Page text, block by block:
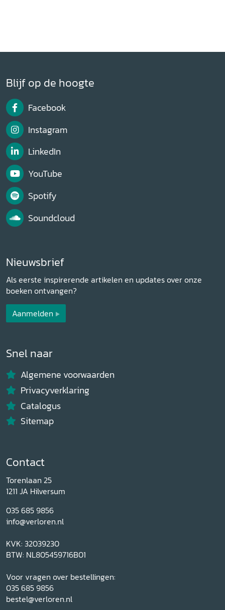
Blijf op de hoogte
Facebook
Instagram
LinkedIn
YouTube
Spotify
Soundcloud
Nieuwsbrief
Als eerste inspirerende artikelen en updates over onze
boeken ontvangen?
Aanmelden
Snel naar
Algemene voorwaarden
Privacyverklaring
Catalogus
Sitemap
Contact
Torenlaan 25
1211 JA Hilversum
035 685 9856
info@verloren.nl
KVK: 32039230
BTW: NL805459716B01
Voor vragen over bestellingen:
035 685 9856
bestel@verloren.nl